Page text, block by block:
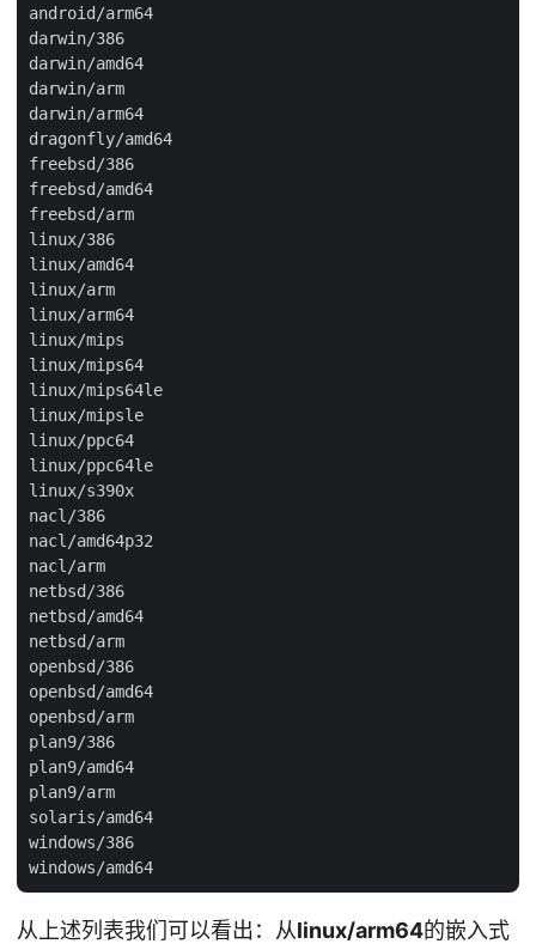
android/arm64
darwin/386
darwin/amd64
darwin/arm
darwin/arm64
dragonfly/amd64
freebsd/386
freebsd/amd64
freebsd/arm
linux/386
linux/amd64
linux/arm
linux/arm64
linux/mips
linux/mips64
linux/mips64le
linux/mipsle
linux/ppc64
linux/ppc64le
linux/s390x
nacl/386
nacl/amd64p32
nacl/arm
netbsd/386
netbsd/amd64
netbsd/arm
openbsd/386
openbsd/amd64
openbsd/arm
plan9/386
plan9/amd64
plan9/arm
solaris/amd64
windows/386
从上述列表我们可以看出：从linux/arm64的嵌入式